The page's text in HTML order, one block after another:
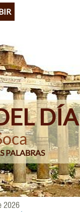
DÍA
PALABRAS
2026